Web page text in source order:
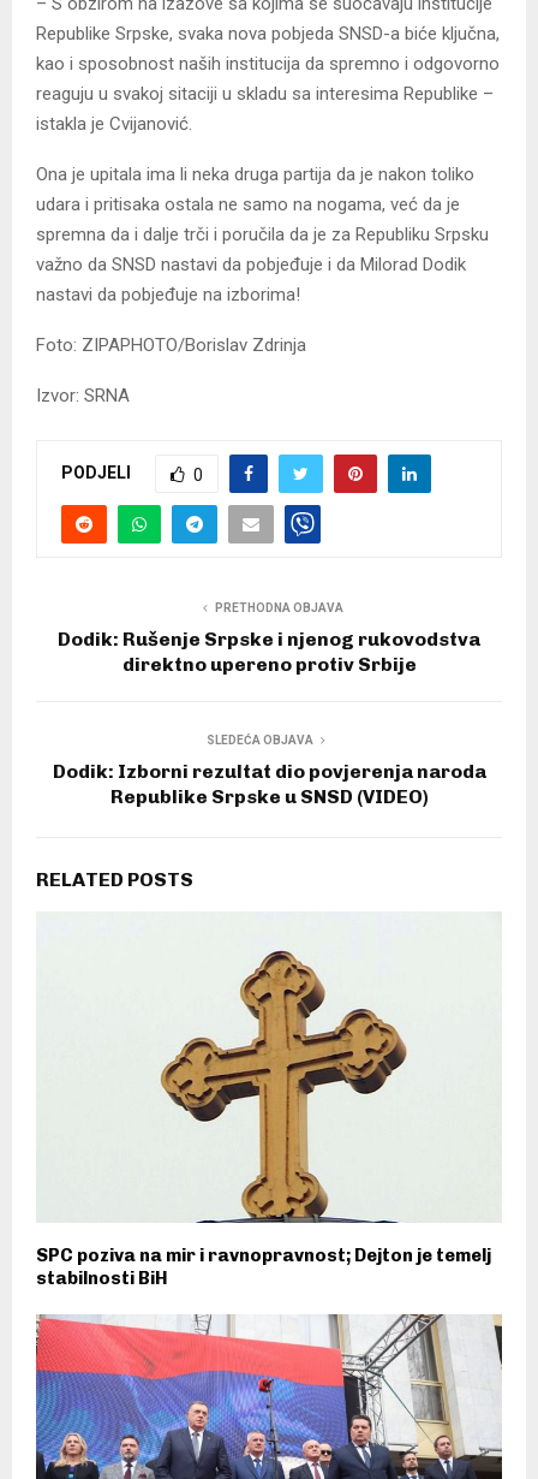
Republike Srpske, svaka nova pobjeda SNSD-a biće ključna,
kao i sposobnost naših institucija da spremno i odgovorno
reaguju u svakoj sitaciji u skladu sa interesima Republike –
istakla je Cvijanović.
Ona je upitala ima li neka druga partija da je nakon toliko
udara i pritisaka ostala ne samo na nogama, već da je
spremna da i dalje trči i poručila da je za Republiku Srpsku
važno da SNSD nastavi da pobjeđuje i da Milorad Dodik
nastavi da pobjeđuje na izborima!
Foto: ZIPAPHOTO/Borislav Zdrinja
Izvor: SRNA
PODJELI 0
PRETHODNA OBJAVA
Dodik: Rušenje Srpske i njenog rukovodstva
direktno upereno protiv Srbije
SLEDEĆA OBJAVA
Dodik: Izborni rezultat dio povjerenja naroda
Republike Srpske u SNSD (VIDEO)
RELATED POSTS
SPC poziva na mir i ravnopravnost; Dejton je temelj
stabilnosti BiH